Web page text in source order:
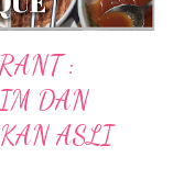
:
DAN
ASLI